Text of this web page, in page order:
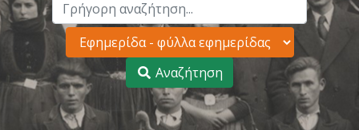
Αναζήτηση